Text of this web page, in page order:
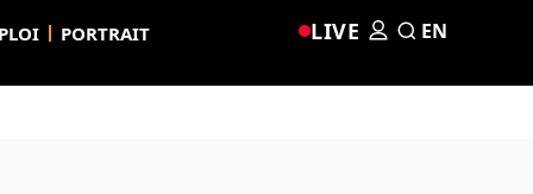
PORTRAIT LIVE EN